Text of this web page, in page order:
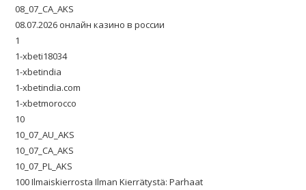
08_07_CA_AKS
08.07.2026 онлайн казино в россии
1
1-xbeti18034
1-xbetindia
1-xbetindia.com
1-xbetmorocco
10
10_07_AU_AKS
10_07_CA_AKS
10_07_PL_AKS
100 Ilmaiskierrosta Ilman Kierrätystä: Parhaat